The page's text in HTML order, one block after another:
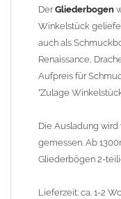
DerGliederbogen
Winkelstück
auch als
Renaissance,
Aufpreis für
"Zulage
Die Ausladung wird
gemessen. Ab
Gliederbögen 2-
Lieferzeit: ca. 1-2